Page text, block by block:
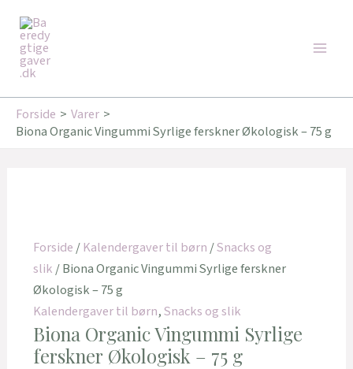
indholdet
Forside
Varer
Biona Organic Vingummi Syrlige ferskner Økologisk – 75 g
Forside/Kalendergaver til børn/Snacks og
slik/ Biona Organic Vingummi Syrlige ferskner
Økologisk – 75 g
Kalendergaver til børn,Snacks og slik
Biona Organic Vingummi Syrlige
ferskner Økologisk – 75 g